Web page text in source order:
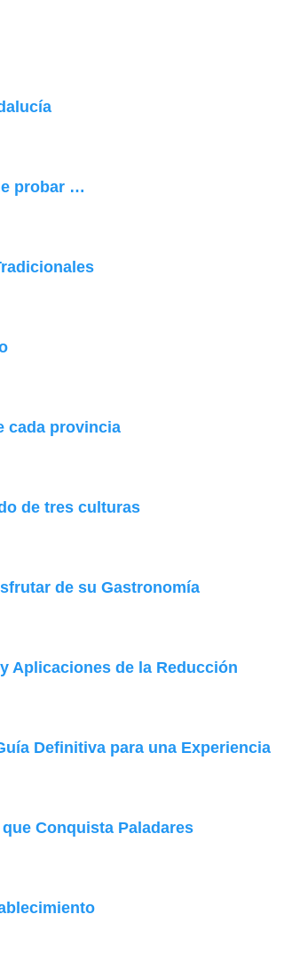
probar …
cada provincia
de tres culturas
de su Gastronomía
Aplicaciones de la Reducción
Definitiva para una Experiencia
Conquista Paladares